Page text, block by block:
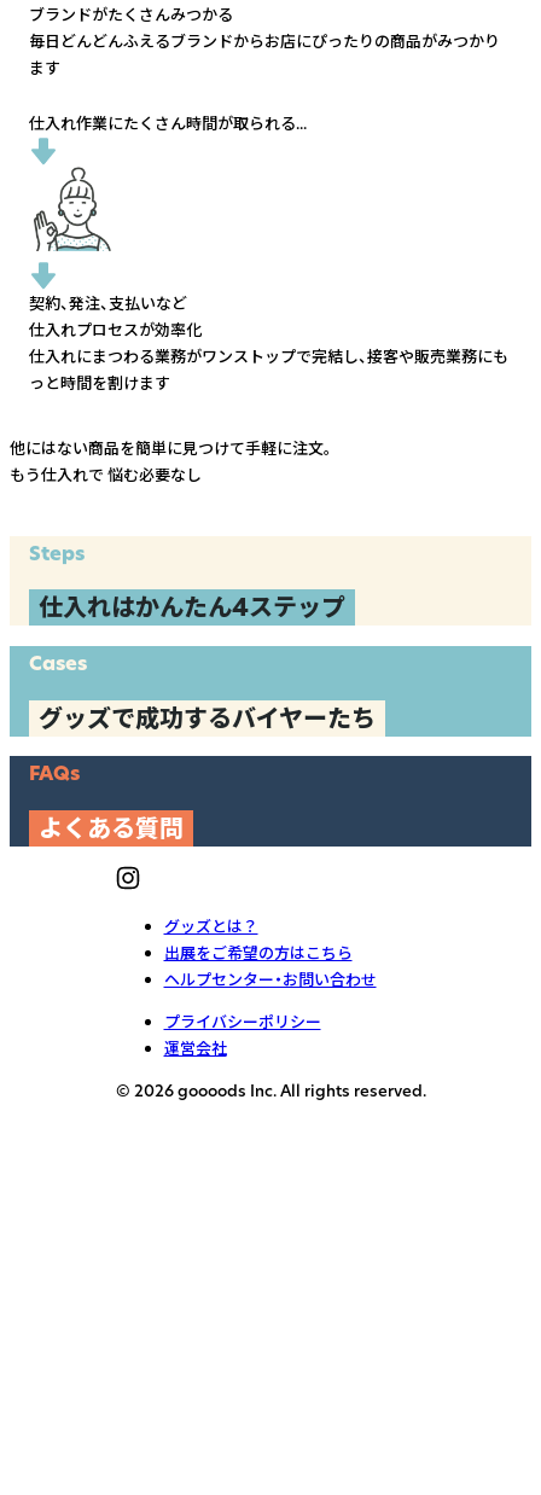
ブランドがたくさんみつかる
毎日どんどんふえるブランドからお店にぴったりの商品がみつかり
ます
仕入れ作業にたくさん時間が取られる...
契約、発注、支払いなど
仕入れプロセスが効率化
仕入れにまつわる業務がワンストップで完結し、接客や販売業務にも
っと時間を割けます
他にはない商品を簡単に見つけて手軽に注文。
もう仕入れで 悩む必要なし
Steps
仕入れはかんたん4ステップ
Cases
グッズで成功するバイヤーたち
FAQs
よくある質問
グッズとは？
出展をご希望の方はこちら
ヘルプセンター・お問い合わせ
プライバシーポリシー
運営会社
© 2026 goooods Inc. All rights reserved.